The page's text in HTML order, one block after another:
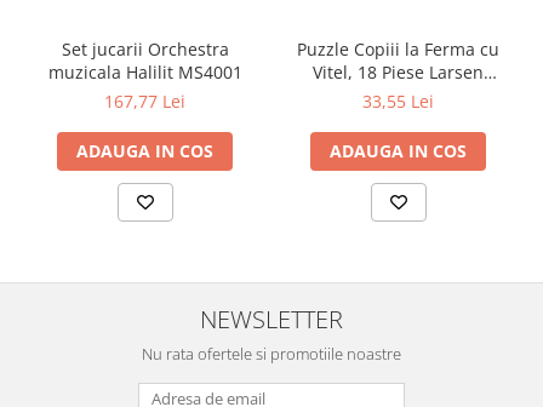
Set jucarii Orchestra
muzicala Halilit MS4001
167,77 Lei
ADAUGA IN COS
Puzzle Copiii la Ferma cu
Vitel, 18 Piese Larsen
LRBM6
33,55 Lei
ADAUGA IN COS
NEWSLETTER
Nu rata ofertele si promotiile noastre